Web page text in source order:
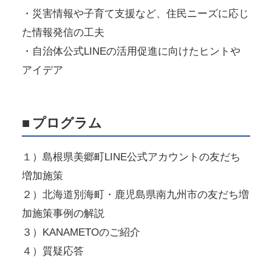
・災害情報や子育て支援など、住民ニーズに応じ
た情報発信の工夫
・自治体公式LINEの活用促進に向けたヒントや
アイデア
■ プログラム
１）島根県美郷町LINE公式アカウントの友だち
増加施策
２）北海道別海町・鹿児島県南九州市の友だち増
加施策事例の解説
３）KANAMETOのご紹介
４）質疑応答